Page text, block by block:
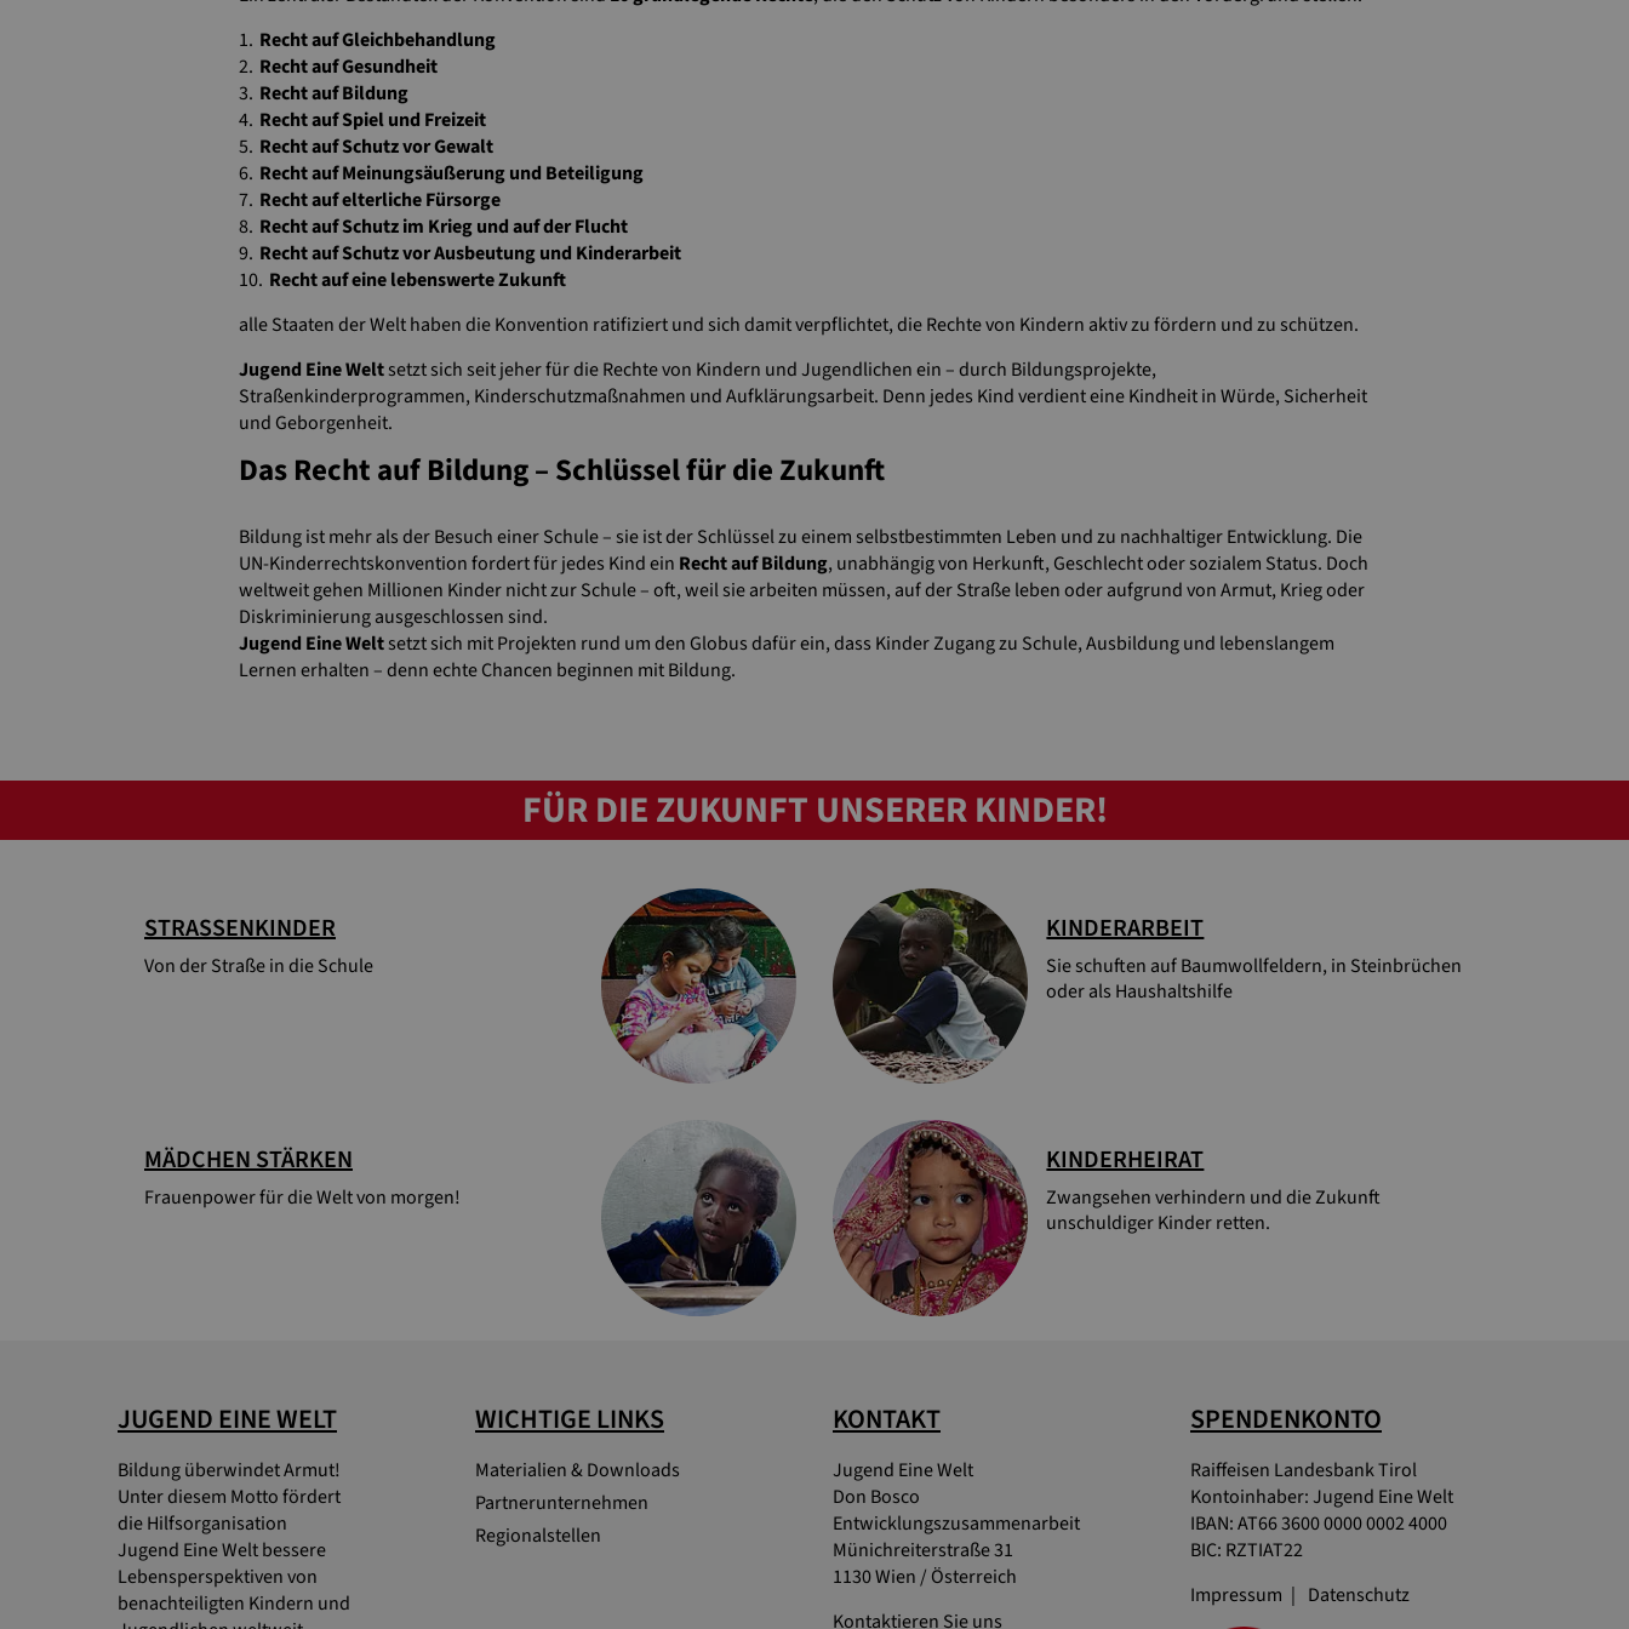
Recht auf Gleichbehandlung
Recht auf Gesundheit
Recht auf Bildung
Recht auf Spiel und Freizeit
Recht auf Schutz vor Gewalt
Recht auf Meinungsäußerung und Beteiligung
Recht auf elterliche Fürsorge
Recht auf Schutz im Krieg und auf der Flucht
Recht auf Schutz vor Ausbeutung und Kinderarbeit
Recht auf eine lebenswerte Zukunft
alle Staaten der Welt haben die Konvention ratifiziert und sich damit verpflichtet, die Rechte von Kindern aktiv zu fördern und zu schützen.
Jugend Eine Weltsetzt sich seit jeher für die Rechte von Kindern und Jugendlichen ein – durch Bildungsprojekte,
Straßenkinderprogrammen, Kinderschutzmaßnahmen und Aufklärungsarbeit. Denn jedes Kind verdient eine Kindheit in Würde, Sicherheit
und Geborgenheit.
Das Recht auf Bildung – Schlüssel für die Zukunft
Bildung ist mehr als der Besuch einer Schule – sie ist der Schlüssel zu einem selbstbestimmten Leben und zu nachhaltiger Entwicklung. Die
UN-Kinderrechtskonvention fordert für jedes Kind ein Recht auf Bildung, unabhängig von Herkunft, Geschlecht oder sozialem Status. Doch
weltweit gehen Millionen Kinder nicht zur Schule – oft, weil sie arbeiten müssen, auf der Straße leben oder aufgrund von Armut, Krieg oder
Diskriminierung ausgeschlossen sind.
Jugend Eine Weltsetzt sich mit Projekten rund um den Globus dafür ein, dass Kinder Zugang zu Schule, Ausbildung und lebenslangem
Lernen erhalten – denn echte Chancen beginnen mit Bildung.
FÜR DIE ZUKUNFT UNSERER KINDER!
STRASSENKINDER
Von der Straße in die Schule
KINDERARBEIT
Sie schuften auf Baumwollfeldern, in Steinbrüchen
oder als Haushaltshilfe
MÄDCHEN STÄRKEN
Frauenpower für die Welt von morgen!
KINDERHEIRAT
Zwangsehen verhindern und die Zukunft
unschuldiger Kinder retten.
JUGEND EINE WELT
Bildung überwindet Armut!
Unter diesem Motto fördert
die Hilfsorganisation
Jugend Eine Welt bessere
Lebensperspektiven von
benachteiligten Kindern und
WICHTIGE LINKS
Materialien & Downloads
Partnerunternehmen
Regionalstellen
KONTAKT
Jugend Eine Welt
Don Bosco
Entwicklungszusammenarbeit
Münichreiterstraße 31
1130 Wien / Österreich
Kontaktieren Sie uns
SPENDENKONTO
Raiffeisen Landesbank Tirol
Kontoinhaber: Jugend Eine Welt
IBAN: AT66 3600 0000 0002 4000
BIC: RZTIAT22
Impressum
Datenschutz